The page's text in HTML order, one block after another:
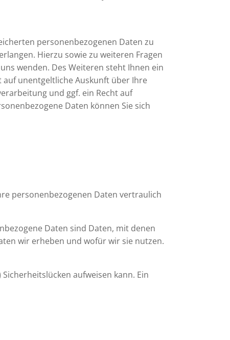
personenbezogenen Daten zu
Hierzu sowie zu weiteren Fragen
wenden. Des Weiteren steht Ihnen ein
unentgeltliche Auskunft über Ihre
und ggf. ein Recht auf
Daten können Sie sich
personenbezogenen Daten vertraulich
Daten sind Daten, mit denen
wir erheben und wofür wir sie nutzen.
aufweisen kann. Ein